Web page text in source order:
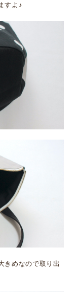
すよ♪
きめなので取り出